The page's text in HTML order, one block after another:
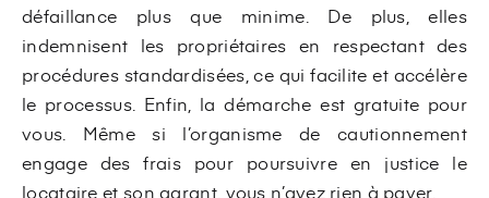
défaillance plus que minime. De plus, elles
indemnisent les propriétaires en respectant des
procédures standardisées, ce qui facilite et accélère
le processus. Enfin, la démarche est gratuite pour
vous. Même si l’organisme de cautionnement
engage des frais pour poursuivre en justice le
locataire et son garant, vous n’avez rien à payer.